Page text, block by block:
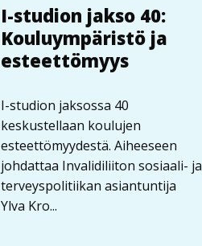
I-studion jakso 40:
Kouluympäristö ja
esteettömyys
I-studion jaksossa 40
keskustellaan koulujen
esteettömyydestä. Aiheeseen
johdattaa Invalidiliiton sosiaali- ja
terveyspolitiikan asiantuntija
Ylva Kro...